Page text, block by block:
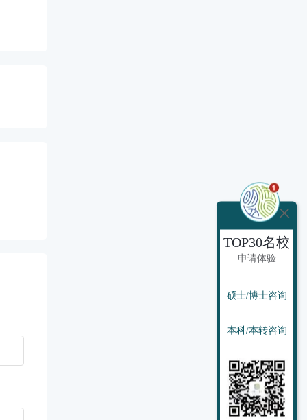
TOP30名校
申请体验
硕士/博士咨询
本科/本转咨询